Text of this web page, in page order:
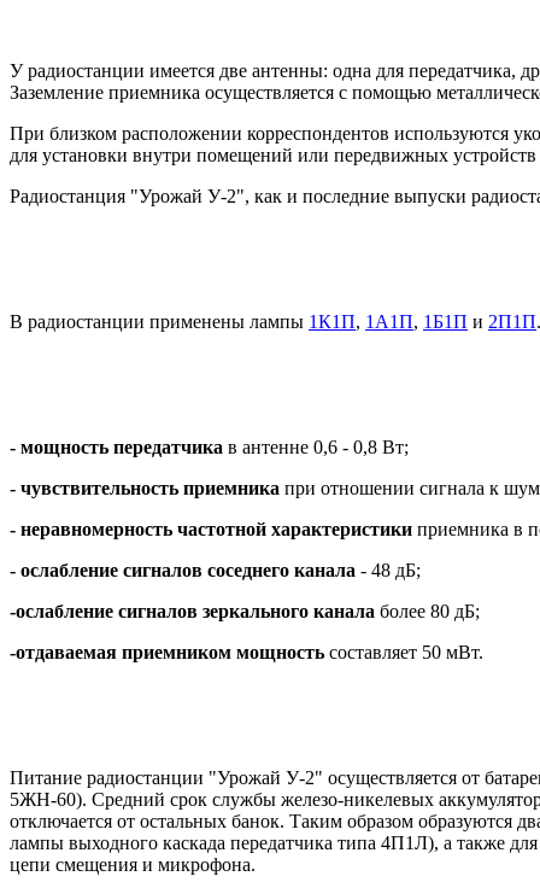
У радиостанции имеется две антенны: одна для
Заземление приемника осуществляется с помощью
При близком расположении корреспондентов используются
для установки внутри помещений или передвижных
Радиостанция "Урожай У-2", как и последние выпуски
В радиостанции применены лампы 1К1П, 1А1П, 1Б1П и 2П1П
- мощность передатчика в антенне 0,6 - 0,8 Вт;
- чувствительность приемника при отношении сигнала к
- неравномерность частотной характеристики приемника в
- ослабление сигналов соседнего канала - 48 дБ;
-ослабление сигналов зеркального канала более 80 дБ;
-отдаваемая приемником мощность составляет 50 мВт.
Питание радиостанции "Урожай У-2" осуществляется от
5ЖН-60). Средний срок службы железо-никелевых
отключается от остальных банок. Таким образом образуются
лампы выходного каскада передатчика типа 4П1Л), а также
цепи смещения и микрофона.